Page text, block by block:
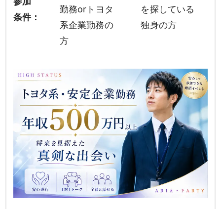
条件：
勤務orトヨタ
系企業勤務の
方
を探している
独身の方